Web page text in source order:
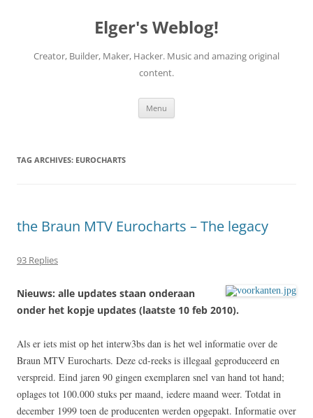
Elger's Weblog!
Creator, Builder, Maker, Hacker. Music and amazing original
content.
Menu
TAG ARCHIVES: EUROCHARTS
the Braun MTV Eurocharts – The legacy
93 Replies
Nieuws: alle updates staan onderaan
onder het kopje updates (laatste 10 feb 2010).
Als er iets mist op het interw3bs dan is het wel informatie over de
Braun MTV Eurocharts. Deze cd-reeks is illegaal geproduceerd en
verspreid. Eind jaren 90 gingen exemplaren snel van hand tot hand;
oplages tot 100.000 stuks per maand, iedere maand weer. Totdat in
december 1999 toen de producenten werden opgepakt. Informatie over